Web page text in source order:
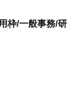
枠/一般事務/研